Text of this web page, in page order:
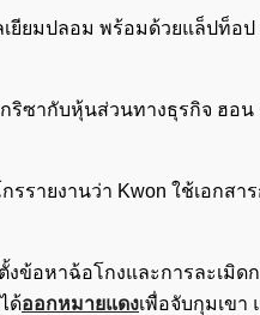
เยียมปลอม พร้อมด้วยแล็ปท็อ
ริซากับหุ้นส่วนทางธุรกิจ ฮอ
รายงานว่า Kwon ใช้เอกสา
งข้อหาฉ้อโกงและการละเมิ
ด้ออกหมายแดงเพื่อจับกุมเขา